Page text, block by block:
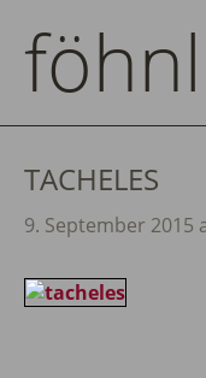
TACHELES
9. September 2015